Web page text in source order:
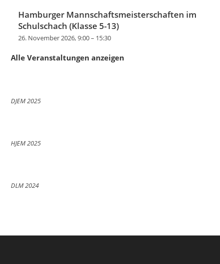
Hamburger Mannschaftsmeisterschaften im
Schulschach (Klasse 5-13)
26. November 2026, 9:00– 15:30
Alle Veranstaltungen anzeigen
DJEM 2025
HJEM 2025
DLM 2024